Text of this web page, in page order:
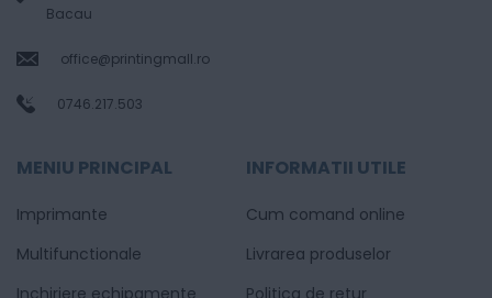
Bacau
office@printingmall.ro
0746.217.503
MENIU PRINCIPAL
Imprimante
Multifunctionale
Inchiriere echipamente
INFORMATII UTILE
Cum comand online
Livrarea produselor
Politica de retur